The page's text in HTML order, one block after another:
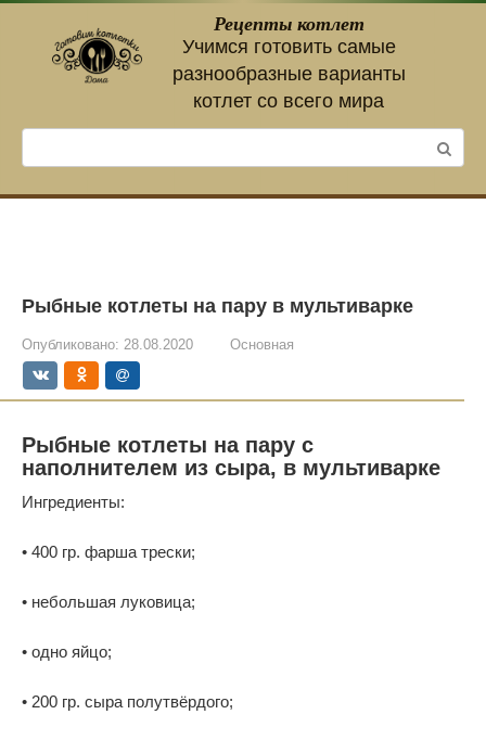
контенту
Рецепты котлет
Учимся готовить самые
разнообразные варианты
котлет со всего мира
Рыбные котлеты на пару в мультиварке
Опубликовано: 28.08.2020 Основная
Рыбные котлеты на пару с
наполнителем из сыра, в мультиварке
Ингредиенты:
• 400 гр. фарша трески;
• небольшая луковица;
• одно яйцо;
• 200 гр. сыра полутвёрдого;